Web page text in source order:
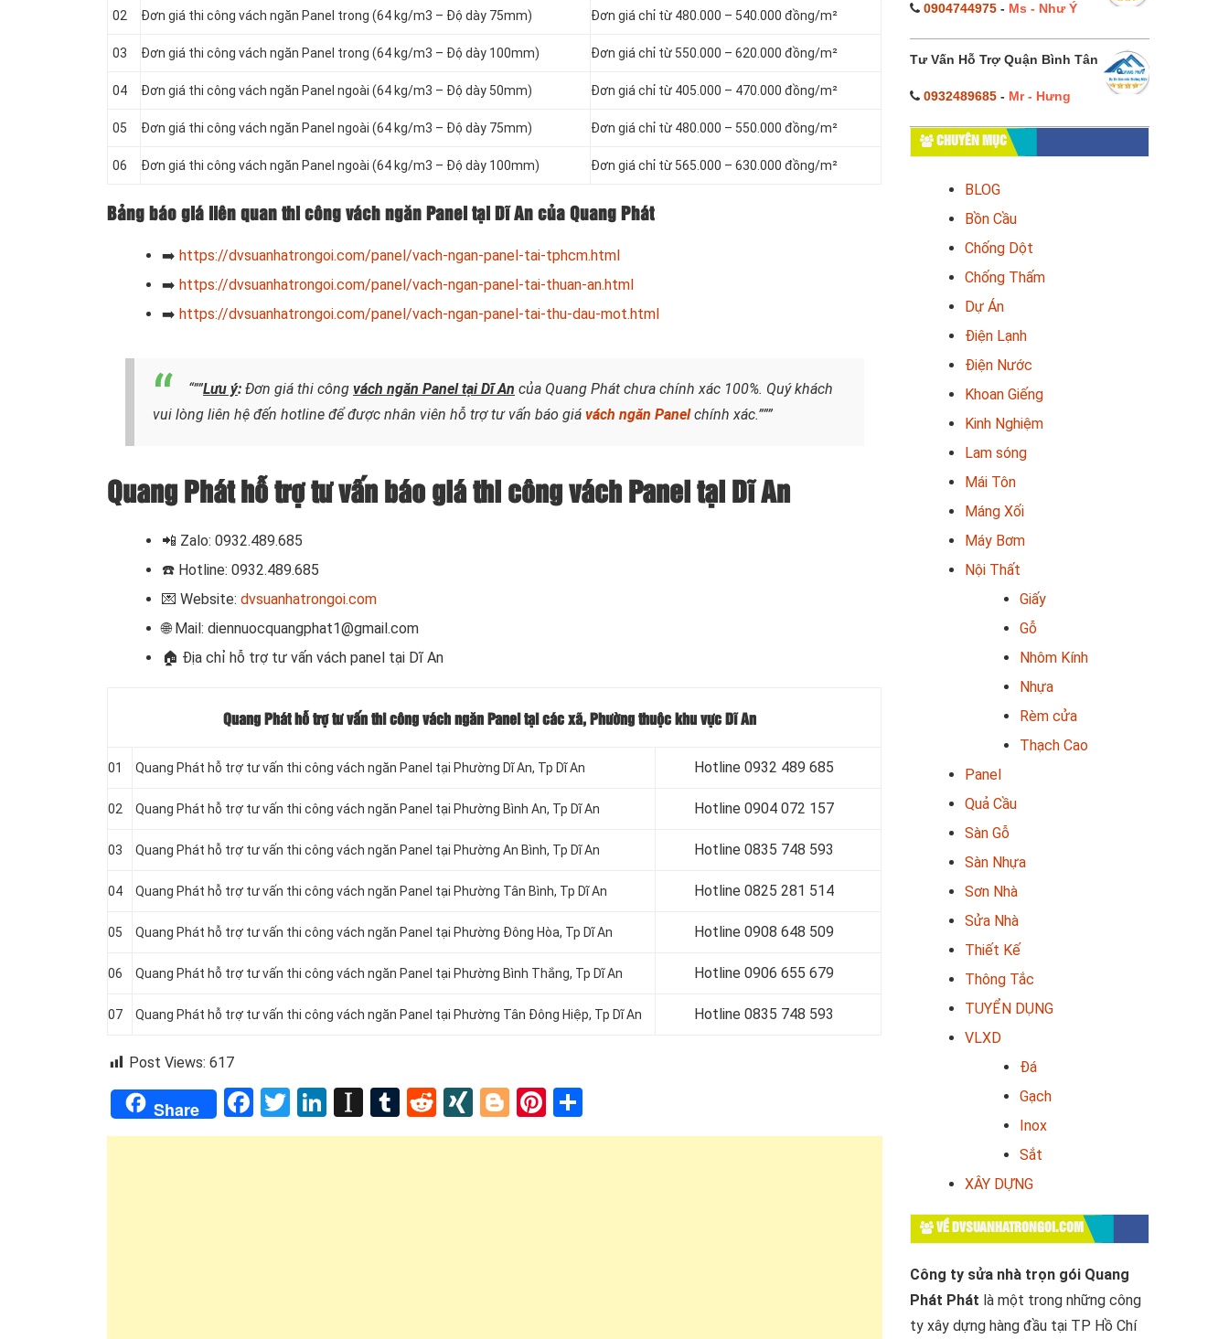
02 Đơn giá thi công vách ngăn Panel trong (64 kg/m3 – Độ dày 75mm) Đơn giá chỉ từ 480.000 – 540.000 đồng/m²
03 Đơn giá thi công vách ngăn Panel trong (64 kg/m3 – Độ dày 100mm) Đơn giá chỉ từ 550.000 – 620.000 đồng/m²
04 Đơn giá thi công vách ngăn Panel ngoài (64 kg/m3 – Độ dày 50mm) Đơn giá chỉ từ 405.000 – 470.000 đồng/m²
05 Đơn giá thi công vách ngăn Panel ngoài (64 kg/m3 – Độ dày 75mm) Đơn giá chỉ từ 480.000 – 550.000 đồng/m²
06 Đơn giá thi công vách ngăn Panel ngoài (64 kg/m3 – Độ dày 100mm) Đơn giá chỉ từ 565.000 – 630.000 đồng/m²
Bảng báo giá liên quan thi công vách ngăn Panel tại Dĩ An của Quang Phát
➡️ https://dvsuanhatrongoi.com/panel/vach-ngan-panel-tai-tphcm.html
➡️ https://dvsuanhatrongoi.com/panel/vach-ngan-panel-tai-thuan-an.html
➡️ https://dvsuanhatrongoi.com/panel/vach-ngan-panel-tai-thu-dau-mot.html
“””Lưu ý: Đơn giá thi công vách ngăn Panel tại Dĩ An của Quang Phát chưa chính xác 100%. Quý khách
vui lòng liên hệ đến hotline để được nhân viên hỗ trợ tư vấn báo giá vách ngăn Panelchính xác.”””
Quang Phát hỗ trợ tư vấn báo giá thi công vách Panel tại Dĩ An
📲 Zalo: 0932.489.685
☎️ Hotline: 0932.489.685
💌 Website: dvsuanhatrongoi.com
🌐 Mail: diennuocquangphat1@gmail.com
🏠 Địa chỉ hỗ trợ tư vấn vách panel tại Dĩ An
Quang Phát hỗ trợ tư vấn thi công vách ngăn Panel tại các xã, Phường thuộc khu vực Dĩ An
01 Quang Phát hỗ trợ tư vấn thi công vách ngăn Panel tại Phường Dĩ An, Tp Dĩ An Hotline 0932 489 685
02 Quang Phát hỗ trợ tư vấn thi công vách ngăn Panel tại Phường Bình An, Tp Dĩ An Hotline 0904 072 157
03 Quang Phát hỗ trợ tư vấn thi công vách ngăn Panel tại Phường An Bình, Tp Dĩ An Hotline 0835 748 593
04 Quang Phát hỗ trợ tư vấn thi công vách ngăn Panel tại Phường Tân Bình, Tp Dĩ An Hotline 0825 281 514
05 Quang Phát hỗ trợ tư vấn thi công vách ngăn Panel tại Phường Đông Hòa, Tp Dĩ An Hotline 0908 648 509
06 Quang Phát hỗ trợ tư vấn thi công vách ngăn Panel tại Phường Bình Thắng, Tp Dĩ An Hotline 0906 655 679
07 Quang Phát hỗ trợ tư vấn thi công vách ngăn Panel tại Phường Tân Đông Hiệp, Tp Dĩ An Hotline 0835 748 593
Post Views: 617
Share Facebook
Twitter
LinkedIn
Instapaper
Tumblr
RedditXINGBloggerPinterest
0904744975- Ms - Như Ý
Tư Vấn Hỗ Trợ Quận Bình Tân
0932489685- Mr - Hưng
CHUYÊN MỤC
BLOG
Bồn Cầu
Chống Dột
Chống Thấm
Dự Án
Điện Lạnh
Điện Nước
Khoan Giếng
Kinh Nghiệm
Lam sóng
Mái Tôn
Máng Xối
Máy Bơm
Nội Thất
Giấy
Gỗ
Nhôm Kính
Nhựa
Rèm cửa
Thạch Cao
Panel
Quả Cầu
Sàn Gỗ
Sàn Nhựa
Sơn Nhà
Sửa Nhà
Thiết Kế
Thông Tắc
TUYỂN DỤNG
VLXD
Đá
Gạch
Inox
Sắt
XÂY DỰNG
VỀ DVSUANHATRONGOI.COM
Công ty sửa nhà trọn gói Quang
Phát Phát là một trong những công
ty xây dựng hàng đầu tại TP Hồ Chí